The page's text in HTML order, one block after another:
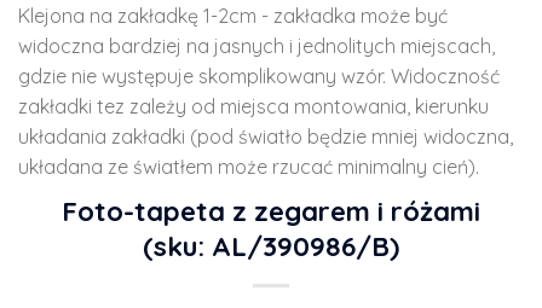
Klejona na zakładkę 1-2cm - zakładka może być
widoczna bardziej na jasnych i jednolitych miejscach,
gdzie nie występuje skomplikowany wzór. Widoczność
zakładki tez zależy od miejsca montowania, kierunku
układania zakładki (pod światło będzie mniej widoczna,
układana ze światłem może rzucać minimalny cień).
Foto-tapeta z zegarem i różami
(sku: AL/390986/B)